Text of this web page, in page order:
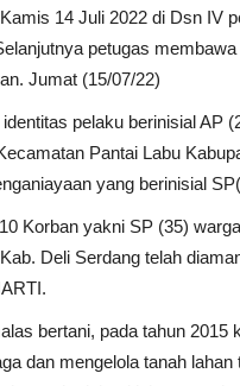
14 Juli 2022 di Dsn IV
petugas
Jumat (15/07/22)
pelaku berinisial AP
Pantai Labu
yang berinisial
Korban yakni SP (35)
Deli Serdang telah
bertani, pada tahun
dan mengelola tanah